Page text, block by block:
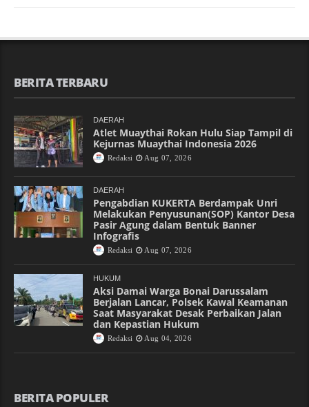
BERITA TERBARU
DAERAH
Atlet Muaythai Rokan Hulu Siap Tampil di
Kejurnas Muaythai Indonesia 2026
Redaksi Aug 07, 2026
DAERAH
Pengabdian KUKERTA Berdampak Unri
Melakukan Penyusunan(SOP) Kantor Desa
Pasir Agung dalam Bentuk Banner
Infografis
Redaksi Aug 07, 2026
HUKUM
Aksi Damai Warga Bonai Darussalam
Berjalan Lancar, Polsek Kawal Keamanan
Saat Masyarakat Desak Perbaikan Jalan
dan Kepastian Hukum
Redaksi Aug 04, 2026
BERITA POPULER